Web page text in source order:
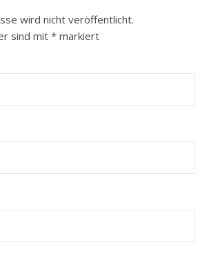
wird nicht veröffentlicht.
sind mit * markiert